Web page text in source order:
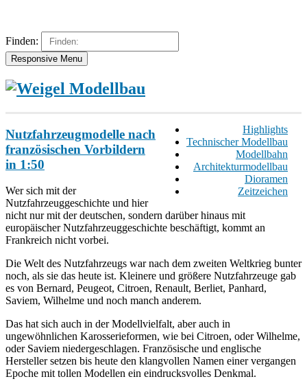
Finden:
Responsive Menu
Highlights
Technischer Modellbau
Modellbahn
Architekturmodellbau
Dioramen
Zeitzeichen
Nutzfahrzeugmodelle nach
französischen Vorbildern
in 1:50
Wer sich mit der
Nutzfahrzeuggeschichte und hier
nicht nur mit der deutschen, sondern darüber hinaus mit
europäischer Nutzfahrzeuggeschichte beschäftigt, kommt an
Frankreich nicht vorbei.
Die Welt des Nutzfahrzeugs war nach dem zweiten Weltkrieg bunter
noch, als sie das heute ist. Kleinere und größere Nutzfahrzeuge gab
es von Bernard, Peugeot, Citroen, Renault, Berliet, Panhard,
Saviem, Wilhelme und noch manch anderem.
Das hat sich auch in der Modellvielfalt, aber auch in
ungewöhnlichen Karosserieformen, wie bei Citroen, oder Wilhelme,
oder Saviem niedergeschlagen. Französische und englische
Hersteller setzen bis heute den klangvollen Namen einer vergangen
Epoche mit tollen Modellen ein eindrucksvolles Denkmal.